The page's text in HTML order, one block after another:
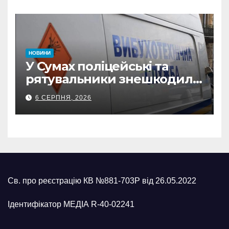
НОВИНИ
У Сумах поліцейські та
рятувальники знешкодили
500-кілограмову авіабомбу
росіян
6 СЕРПНЯ, 2026
Св. про реєстрацію КВ №881-703Р від 26.05.2022
Ідентифікатор МЕДІА R-40-02241